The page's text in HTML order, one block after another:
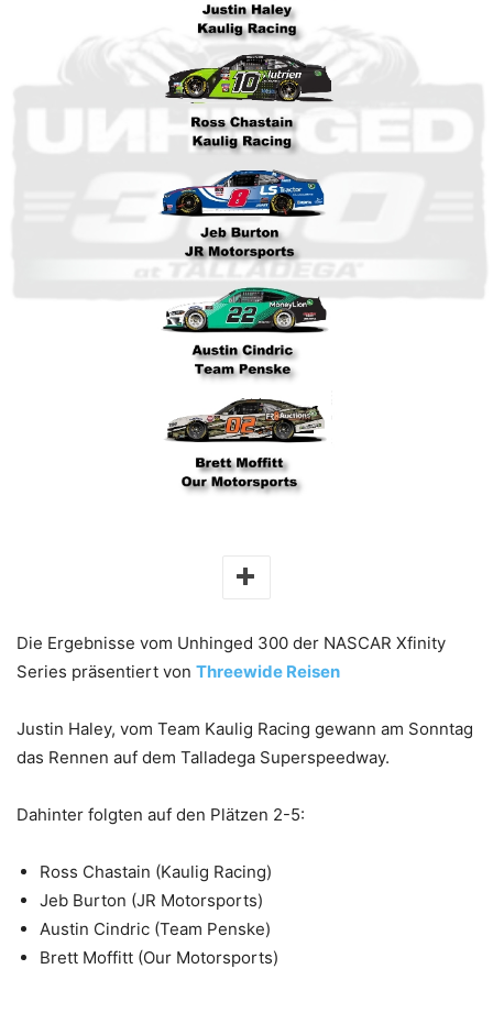
Die Ergebnisse vom Unhinged 300 der NASCAR Xfinity
Series präsentiert von Threewide Reisen
Justin Haley, vom Team Kaulig Racing gewann am Sonntag
das Rennen auf dem Talladega Superspeedway.
Dahinter folgten auf den Plätzen 2-5:
Ross Chastain (Kaulig Racing)
Jeb Burton (JR Motorsports)
Austin Cindric (Team Penske)
Brett Moffitt (Our Motorsports)